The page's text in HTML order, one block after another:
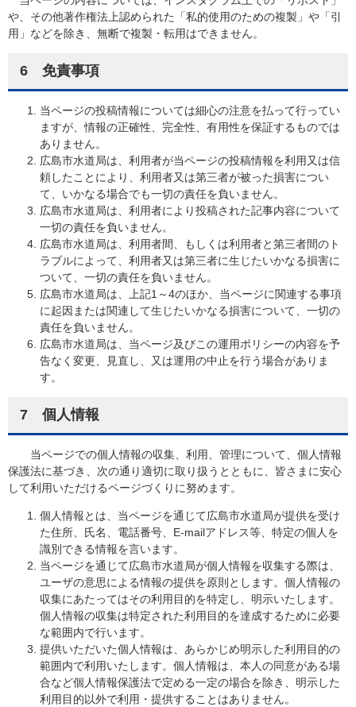
や、その他著作権法上認められた「私的使用のための複製」や「引
用」などを除き、無断で複製・転用はできません。
6 免責事項
当ページの投稿情報については細心の注意を払って行ってい
ますが、情報の正確性、完全性、有用性を保証するものでは
ありません。
広島市水道局は、利用者が当ページの投稿情報を利用又は信
頼したことにより、利用者又は第三者が被った損害につい
て、いかなる場合でも一切の責任を負いません。
広島市水道局は、利用者により投稿された記事内容について
一切の責任を負いません。
広島市水道局は、利用者間、もしくは利用者と第三者間のト
ラブルによって、利用者又は第三者に生じたいかなる損害に
ついて、一切の責任を負いません。
広島市水道局は、上記1～4のほか、当ページに関連する事項
に起因または関連して生じたいかなる損害について、一切の
責任を負いません。
広島市水道局は、当ページ及びこの運用ポリシーの内容を予
告なく変更、見直し、又は運用の中止を行う場合がありま
す。
7 個人情報
当ページでの個人情報の収集、利用、管理について、個人情報
保護法に基づき、次の通り適切に取り扱うとともに、皆さまに安心
して利用いただけるページづくりに努めます。
個人情報とは、当ページを通じて広島市水道局が提供を受け
た住所、氏名、電話番号、E-mailアドレス等、特定の個人を
識別できる情報を言います。
当ページを通じて広島市水道局が個人情報を収集する際は、
ユーザの意思による情報の提供を原則とします。個人情報の
収集にあたってはその利用目的を特定し、明示いたします。
個人情報の収集は特定された利用目的を達成するために必要
な範囲内で行います。
提供いただいた個人情報は、あらかじめ明示した利用目的の
範囲内で利用いたします。個人情報は、本人の同意がある場
合など個人情報保護法で定める一定の場合を除き、明示した
利用目的以外で利用・提供することはありません。